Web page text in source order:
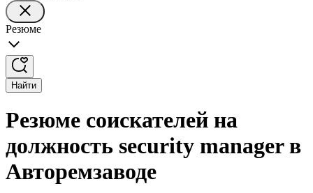
Резюме
Найти
Резюме соискателей на
должность security manager в
Авторемзаводе